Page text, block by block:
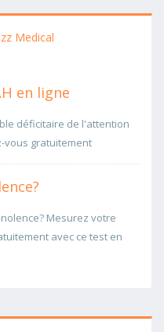
Medical
en ligne
déficitaire de l'attention
vous gratuitement
Mesurez votre
avec ce test en